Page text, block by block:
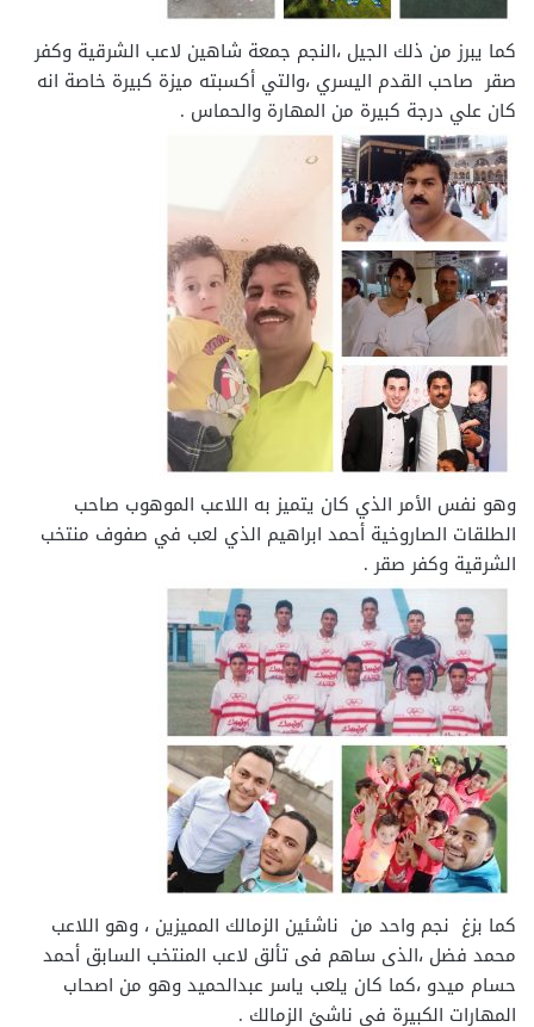
كما يبرز من ذلك الجيل ،النجم جمعة شاهين لاعب الشرقية وكفر
صقر صاحب القدم اليسري ،والتي أكسبته ميزة كبيرة خاصة انه
كان علي درجة كبيرة من المهارة والحماس .
وهو نفس الأمر الذي كان يتميز به اللاعب الموهوب صاحب
الطلقات الصاروخية أحمد ابراهيم الذي لعب في صفوف منتخب
الشرقية وكفر صقر .
كما بزغ نجم واحد من ناشئين الزمالك المميزين ، وهو اللاعب
محمد فضل ،الذى ساهم فى تألق لاعب المنتخب السابق أحمد
حسام ميدو ،كما كان يلعب ياسر عبدالحميد وهو من اصحاب
المهارات الكبيرة فى ناشئ الزمالك .